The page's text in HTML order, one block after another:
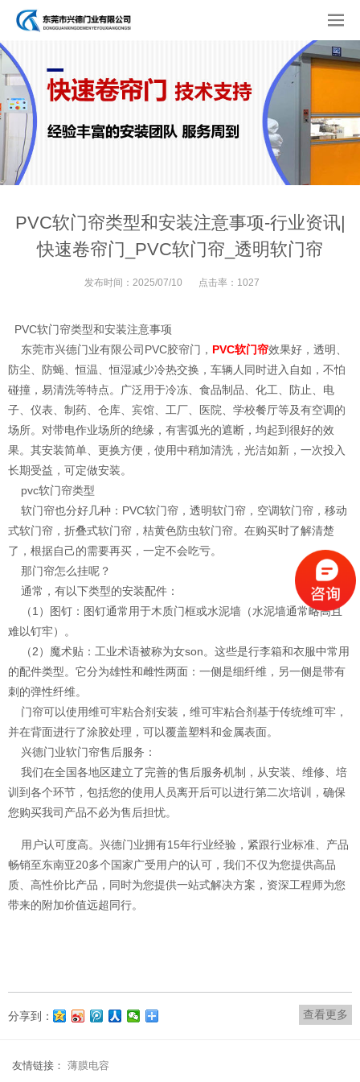
PVC软门帘类型和安装注意事项-行业资讯|
快速卷帘门_PVC软门帘_透明软门帘
发布时间： 2025/07/10 点击率： 1027
PVC软门帘类型和安装注意事项
东莞市兴德门业有限公司PVC胶帘门， PVC软门帘效果好，透明、
防尘、防蝇、恒温、恒湿减少冷热交换，车辆人同时进入自如，不怕
碰撞，易清洗等特点。广泛用于冷冻、食品制品、化工、防止、电
子、仪表、制药、仓库、宾馆、工厂、医院、学校餐厅等及有空调的
场所。对带电作业场所的绝缘，有害弧光的遮断，均起到很好的效
果。其安装简单、更换方便，使用中稍加清洗，光洁如新，一次投入
长期受益，可定做安装。
pvc软门帘类型
软门帘也分好几种：PVC软门帘，透明软门帘，空调软门帘，移动
式软门帘，折叠式软门帘，桔黄色防虫软门帘。在购买时了解清楚
了，根据自己的需要再买，一定不会吃亏。
那门帘怎么挂呢？
通常，有以下类型的安装配件：
（1）图钉：图钉通常用于木质门框或水泥墙（水泥墙通常略高且
难以钉牢）。
（2）魔术贴：工业术语被称为女son。这些是行李箱和衣服中常用
的配件类型。它分为雄性和雌性两面：一侧是细纤维，另一侧是带有
刺的弹性纤维。
门帘可以使用维可牢粘合剂安装，维可牢粘合剂基于传统维可牢，
并在背面进行了涂胶处理，可以覆盖塑料和金属表面。
兴德门业软门帘售后服务：
我们在全国各地区建立了完善的售后服务机制，从安装、维修、培
训到各个环节，包括您的使用人员离开后可以进行第二次培训，确保
您购买我司产品不必为售后担忧。
用户认可度高。兴德门业拥有15年行业经验，紧跟行业标准、产品
畅销至东南亚20多个国家广受用户的认可，我们不仅为您提供高品
质、高性价比产品，同时为您提供一站式解决方案，资深工程师为您
带来的附加价值远超同行。
查看更多
分享到：
友情链接： 薄膜电容